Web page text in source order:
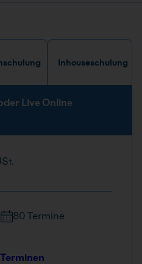
Inhouseschulung
Live Online
80 Termine